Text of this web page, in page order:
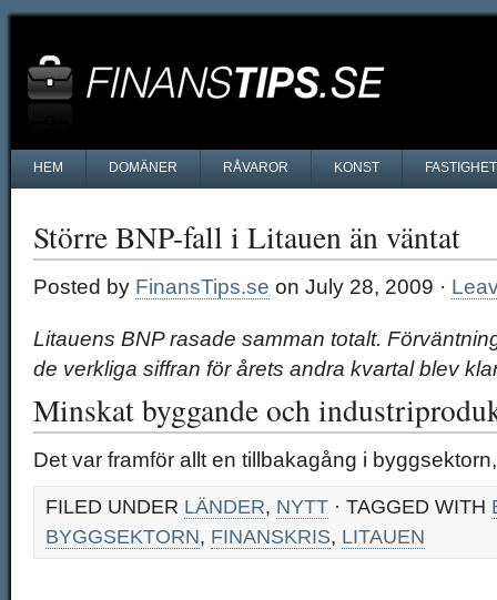
HEM DOMÄNER RÅVAROR KONST
Större BNP-fall i Litauen än väntat
Posted by FinansTips.se on July 28, 2009 ·
Litauens BNP rasade samman totalt.
de verkliga siffran för årets andra kvartal blev
Minskat byggande och
Det var framför allt en tillbakagång i
FILED UNDER LÄNDER, NYTT · TAGGED WITH
BYGGSEKTORN, FINANSKRIS, LITAUEN